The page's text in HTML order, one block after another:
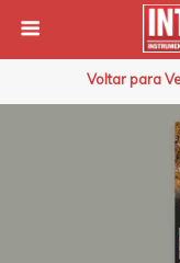
Voltar para